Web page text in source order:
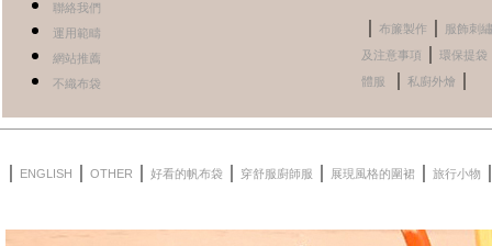
聯絡我們
運用範疇
網站推薦
不織布袋
｜ 布簾製作 ｜
服飾刺
及注意事項
｜ 環保提袋
體服 ｜ 私廚外燴 ｜
｜ ENGLISH ｜ OTHER ｜ 好看的帆布袋 ｜ 穿舒服廚師服 ｜ 展現風格的圍裙 ｜ 旅行小物